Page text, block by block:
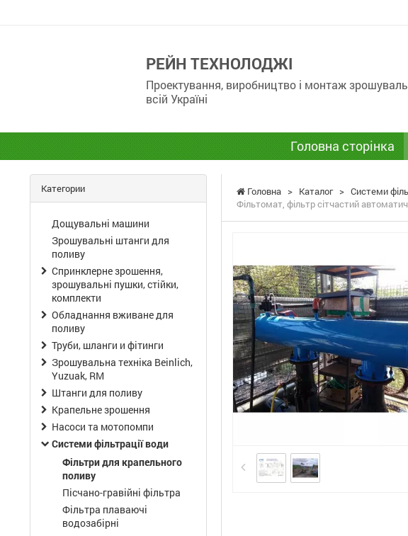
РЕЙН ТЕХНОЛОДЖІ
Проектування, виробництво і монтаж
всій Україні
Головна сторінка
Головна > Каталог > Системи
Фільтомат, фільтр сітчастий
Категории
Дощувальні машини
Зрошувальні штанги для
поливу
Спринклерне зрошення,
зрошувальні пушки, стійки,
комплекти
Обладнання вживане для
поливу
Труби, шланги и фітинги
Зрошувальна техніка Beinlich,
Yuzuak, RM
Штанги для поливу
Крапельне зрошення
Насоси та мотопомпи
Системи фільтрації води
Фільтри для крапельного
поливу
Пісчано-гравійні фільтра
Фільтра плаваючі
водозабірні